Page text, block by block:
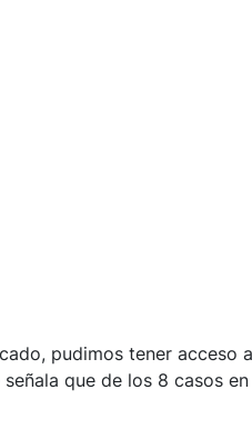
pudimos tener
que de los 8 casos